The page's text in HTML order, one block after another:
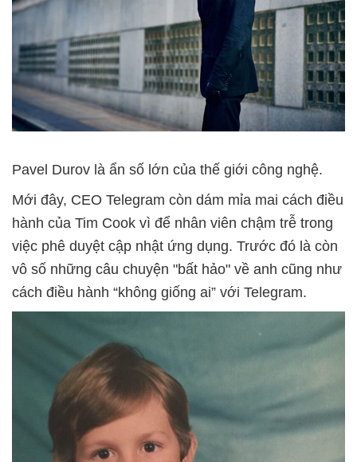
Pavel Durov là ẩn số lớn của thế giới công nghệ.
Mới đây, CEO Telegram còn dám mỉa mai cách điều
hành của Tim Cook vì để nhân viên chậm trễ trong
việc phê duyệt cập nhật ứng dụng. Trước đó là còn
vô số những câu chuyện "bất hảo" về anh cũng như
cách điều hành “không giống ai” với Telegram.